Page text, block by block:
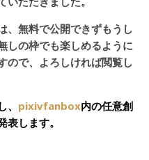
、無料で公開できずもうし
しの枠でも楽しめるように
ので、よろしければ閲覧し
pixivfanbox内の任意創
します。